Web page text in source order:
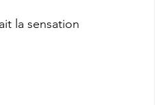
la sensation